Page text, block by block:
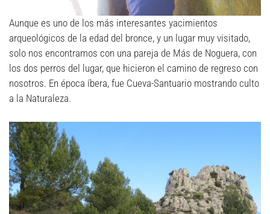
Aunque es uno de los más interesantes yacimientos
arqueológicos de la edad del bronce, y un lugar muy visitado,
solo nos encontramos con una pareja de Más de Noguera, con
los dos perros del lugar, que hicieron el camino de regreso con
nosotros. En época íbera, fue Cueva-Santuario mostrando culto
a la Naturaleza.